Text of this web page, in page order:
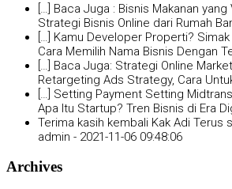
[…] Baca Juga : Bisnis Makanan yang
Strategi Bisnis Online dari Rumah
[…] Kamu Developer Properti?
Cara Memilih Nama Bisnis Dengan
[…] Baca Juga: Strategi Online
Retargeting Ads Strategy, Cara
[…] Setting Payment Setting
Apa Itu Startup? Tren Bisnis di Era
Terima kasih kembali Kak Adi Terus
admin - 2021-11-06 09:48:06
Archives